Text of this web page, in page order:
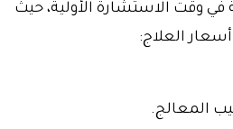
في وقت الاستشارة الأولية، حيث
أسعار العلاج:
المعالج.